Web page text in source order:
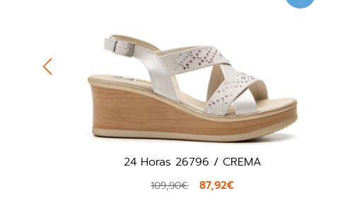
Hispanitas RHV264747 / NEGRO
109,90€ 87,92€